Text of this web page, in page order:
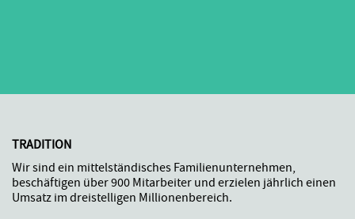
TRADITION
Wir sind ein mittelständisches Familienunternehmen,
beschäftigen über 900 Mitarbeiter und erzielen jährlich einen
Umsatz im dreistelligen Millionenbereich.